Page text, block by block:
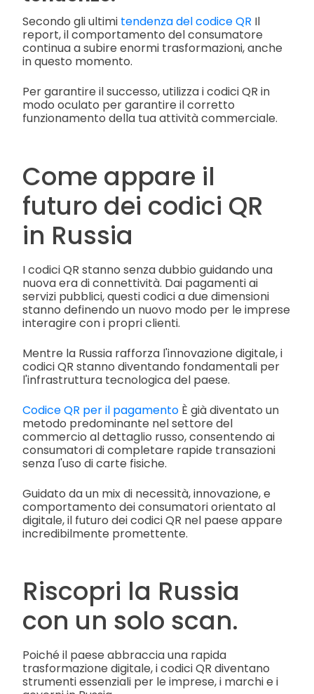
Secondo gli ultimi tendenza del codice QR Il
report, il comportamento del consumatore
continua a subire enormi trasformazioni, anche
in questo momento.
Per garantire il successo, utilizza i codici QR in
modo oculato per garantire il corretto
funzionamento della tua attività commerciale.
Come appare il
futuro dei codici QR
in Russia
I codici QR stanno senza dubbio guidando una
nuova era di connettività. Dai pagamenti ai
servizi pubblici, questi codici a due dimensioni
stanno definendo un nuovo modo per le imprese
interagire con i propri clienti.
Mentre la Russia rafforza l'innovazione digitale, i
codici QR stanno diventando fondamentali per
l'infrastruttura tecnologica del paese.
Codice QR per il pagamento È già diventato un
metodo predominante nel settore del
commercio al dettaglio russo, consentendo ai
consumatori di completare rapide transazioni
senza l'uso di carte fisiche.
Guidato da un mix di necessità, innovazione, e
comportamento dei consumatori orientato al
digitale, il futuro dei codici QR nel paese appare
incredibilmente promettente.
Riscopri la Russia
con un solo scan.
Poiché il paese abbraccia una rapida
trasformazione digitale, i codici QR diventano
strumenti essenziali per le imprese, i marchi e i